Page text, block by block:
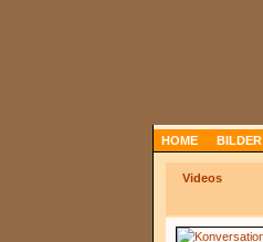
HOME BILDER
Videos